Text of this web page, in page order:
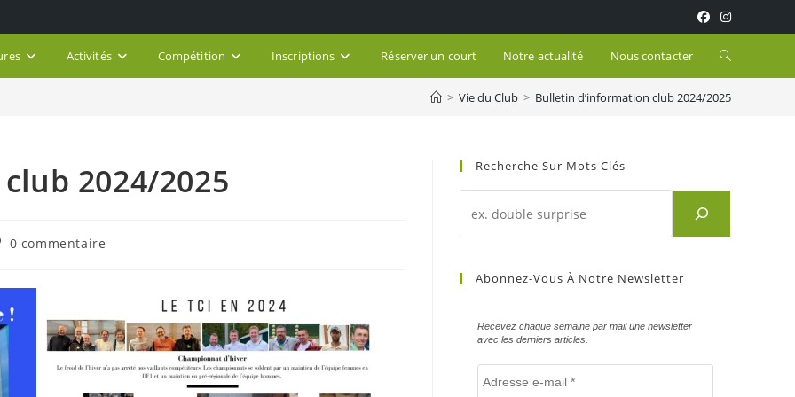
Activités Compétition Inscriptions Réserver un court Notre actualité Nous contacter Toggle
website
> Vie du Club > Bulletin d’information club 2024/2025
2024/2025
:
0 commentaire
Recherche Sur Mots Clés
d'un
mots
Abonnez-Vous À Notre Newsletter
Recevez chaque semaine par mail une newsletter
avec les derniers articles.